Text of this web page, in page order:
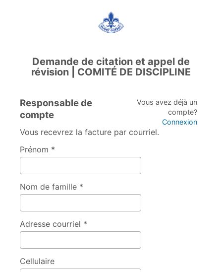
Demande de citation et appel de
révision | COMITÉ DE DISCIPLINE
Responsable de
compte
Vous avez déjà un
compte?
Connexion
Vous recevrez la facture par courriel.
Prénom *
Nom de famille *
Adresse courriel *
Cellulaire